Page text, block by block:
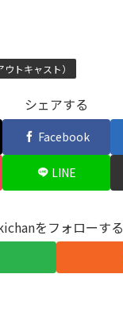
トキャスト）
シェアする
Facebook
LINE
をフォローする